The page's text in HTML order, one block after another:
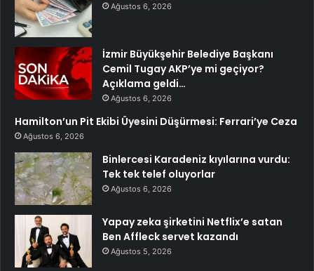
Ağustos 6, 2026
İzmir Büyükşehir Belediye Başkanı
Cemil Tugay AKP’ye mi geçiyor?
Açıklama geldi…
Ağustos 6, 2026
Hamilton’un Pit Ekibi Üyesini Düşürmesi: Ferrari’ye Ceza
Ağustos 6, 2026
Binlercesi Karadeniz kıyılarına vurdu:
Tek tek telef oluyorlar
Ağustos 6, 2026
Yapay zeka şirketini Netflix’e satan
Ben Affleck servet kazandı
Ağustos 5, 2026